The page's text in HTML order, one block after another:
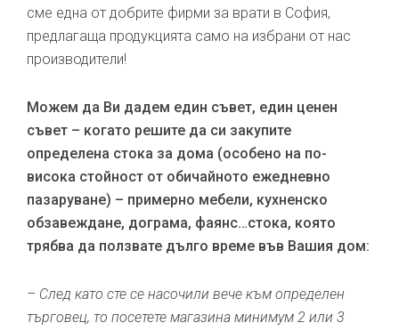
сме една от добрите фирми за врати в София,
предлагаща продукцията само на избрани от нас
производители!
Можем да Ви дадем един съвет, един ценен
съвет – когато решите да си закупите
определена стока за дома (особено на по-
висока стойност от обичайното ежедневно
пазаруване) – примерно мебели, кухненско
обзавеждане, дограма, фаянс…стока, която
трябва да ползвате дълго време във Вашия дом:
– След като сте се насочили вече към определен
търговец, то посетете магазина минимум 2 или 3